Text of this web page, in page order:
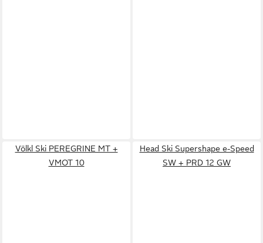
Völkl Ski PEREGRINE MT +
VMOT 10
Head Ski Supershape e-Speed
SW + PRD 12 GW